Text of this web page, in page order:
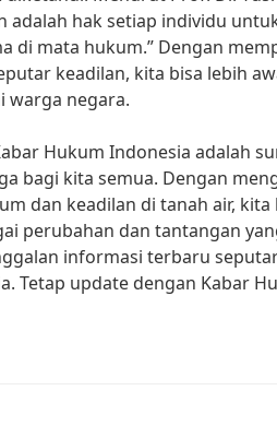
adalah hak setiap individu
di mata hukum.” Dengan
keadilan, kita bisa lebih
warga negara.
Hukum Indonesia adalah
bagi kita semua. Dengan
dan keadilan di tanah air, kita
perubahan dan tantangan
informasi terbaru
Tetap update dengan Kabar